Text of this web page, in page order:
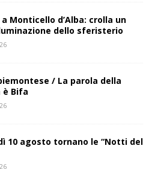
Monticello d’Alba: crolla un
dello sferisterio
/ La parola della
Bifa
10 agosto tornano le “Notti del